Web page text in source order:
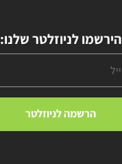
הירשמו לניוזלטר שלנו: